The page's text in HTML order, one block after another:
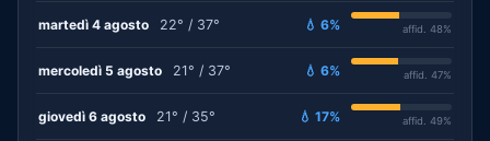
martedì 4 agosto 22° / 37° 💧 6% affid. 48%
mercoledì 5 agosto 21° / 37° 💧 6% affid. 47%
giovedì 6 agosto 21° / 35° 💧 17% affid. 49%